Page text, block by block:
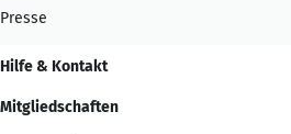
Presse
Hilfe & Kontakt
Mitgliedschaften